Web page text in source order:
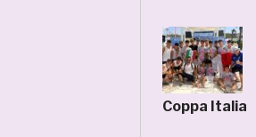
Coppa Italia